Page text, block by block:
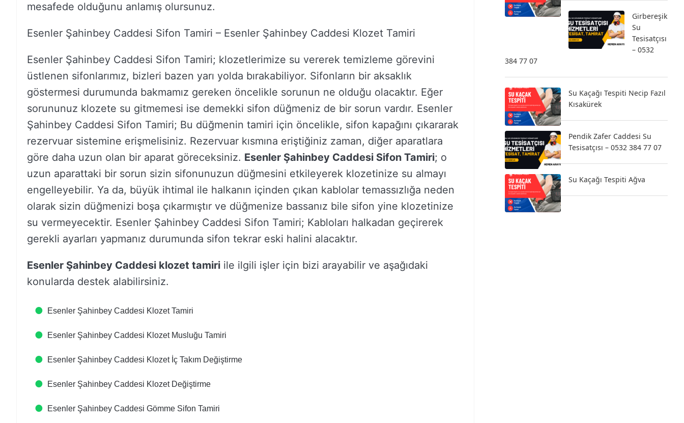
mesafede olduğunu anlamış olursunuz.
Esenler Şahinbey Caddesi Sifon Tamiri – Esenler Şahinbey Caddesi Klozet Tamiri
Esenler Şahinbey Caddesi Sifon Tamiri; klozetlerimize su vererek temizleme görevini
üstlenen sifonlarımız, bizleri bazen yarı yolda bırakabiliyor. Sifonların bir aksaklık
göstermesi durumunda bakmamız gereken öncelikle sorunun ne olduğu olacaktır. Eğer
sorununuz klozete su gitmemesi ise demekki sifon düğmeniz de bir sorun vardır. Esenler
Şahinbey Caddesi Sifon Tamiri; Bu düğmenin tamiri için öncelikle, sifon kapağını çıkararak
rezervuar sistemine erişmelisiniz. Rezervuar kısmına eriştiğiniz zaman, diğer aparatlara
göre daha uzun olan bir aparat göreceksiniz. Esenler Şahinbey Caddesi Sifon Tamiri; o
uzun aparattaki bir sorun sizin sifonunuzun düğmesini etkileyerek klozetinize su almayı
engelleyebilir. Ya da, büyük ihtimal ile halkanın içinden çıkan kablolar temassızlığa neden
olarak sizin düğmenizi boşa çıkarmıştır ve düğmenize bassanız bile sifon yine klozetinize
su vermeyecektir. Esenler Şahinbey Caddesi Sifon Tamiri; Kabloları halkadan geçirerek
gerekli ayarları yapmanız durumunda sifon tekrar eski halini alacaktır.
Esenler Şahinbey Caddesi klozet tamiri ile ilgili işler için bizi arayabilir ve aşağıdaki
konularda destek alabilirsiniz.
Esenler Şahinbey Caddesi Klozet Tamiri
Esenler Şahinbey Caddesi Klozet Musluğu Tamiri
Esenler Şahinbey Caddesi Klozet İç Takım Değiştirme
Esenler Şahinbey Caddesi Klozet Değiştirme
Esenler Şahinbey Caddesi Gömme Sifon Tamiri
Girbereşik
Su
Tesisatçısı
– 0532
384 77 07
Su Kaçağı Tespiti Necip Fazıl
Kısakürek
Pendik Zafer Caddesi Su
Tesisatçısı – 0532 384 77 07
Su Kaçağı Tespiti Ağva